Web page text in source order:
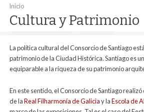
Se encuentra usted aquí
Inicio
Cultura y Patrimonio
La política cultural del Consorcio de Santiago
patrimonio de la Ciudad Histórica. Santiago es
equiparable a la riqueza de su patrimonio
En este sentido, el Consorcio de Santiago
de laReal Filharmonía de Galiciay laEscola de